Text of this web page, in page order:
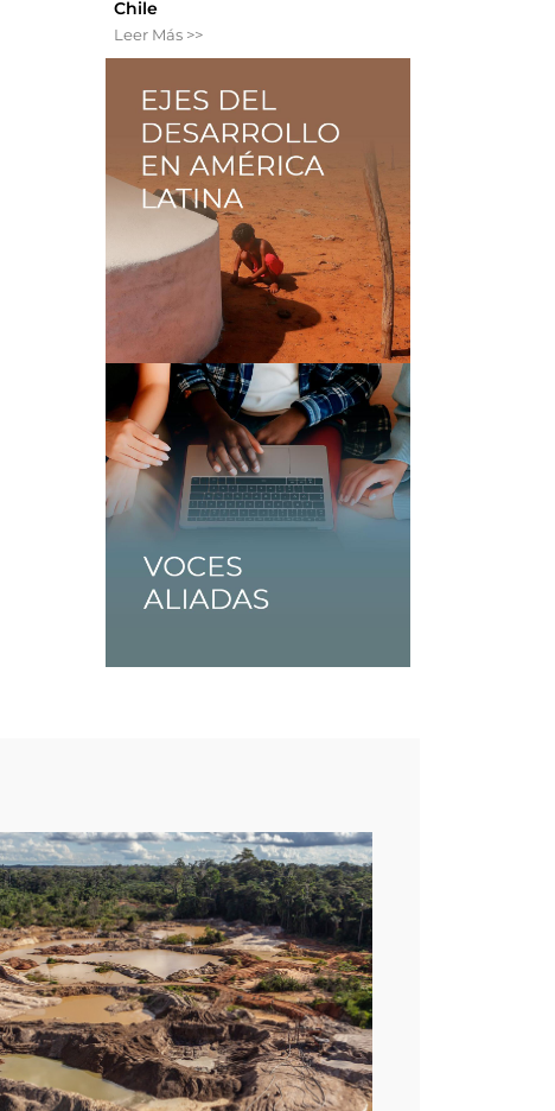
Chile
Leer Más >>